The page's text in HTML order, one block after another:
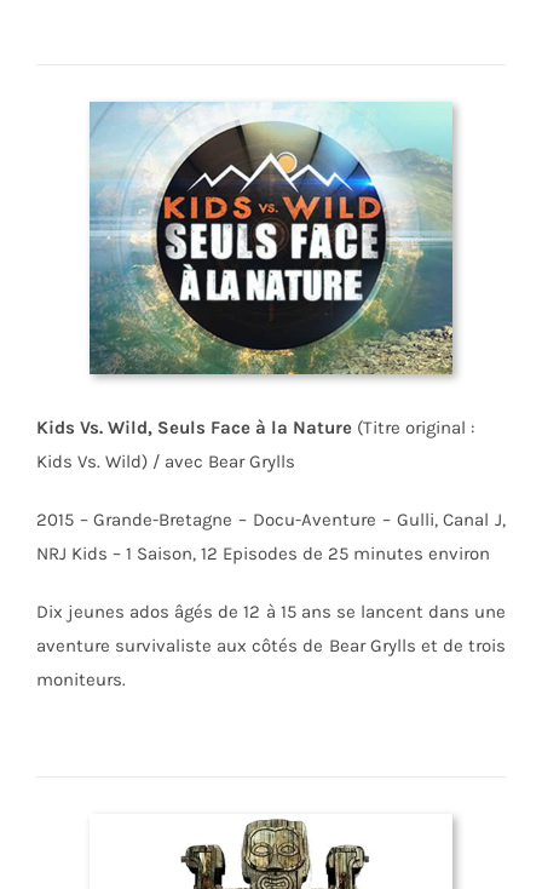
Kids Vs. Wild, Seuls Face à la Nature(Titre original :
Kids Vs. Wild) / avec Bear Grylls
2015 – Grande-Bretagne – Docu-Aventure – Gulli, Canal J,
NRJ Kids – 1 Saison, 12 Episodes de 25 minutes environ
Dix jeunes ados âgés de 12 à 15 ans se lancent dans une
aventure survivaliste aux côtés de Bear Grylls et de trois
moniteurs.